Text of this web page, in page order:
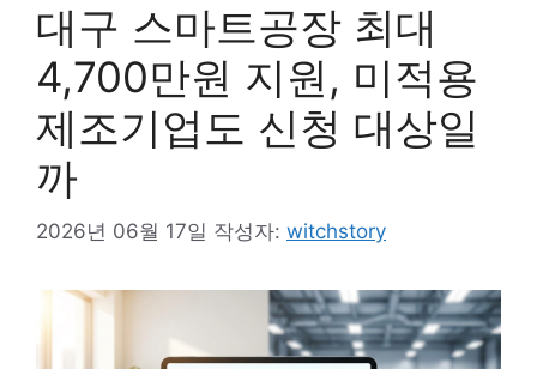
대구 스마트공장 최대
4,700만원 지원, 미적용
제조기업도 신청 대상일
까
2026년 06월 17일 작성자: witchstory